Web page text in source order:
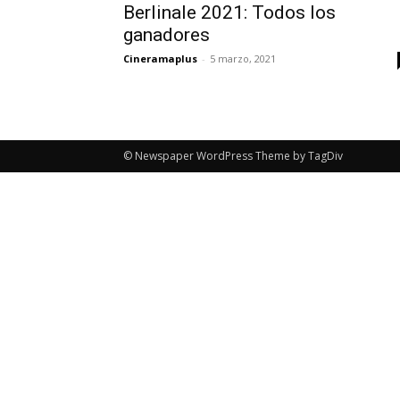
Berlinale 2021: Todos los
ganadores
Cineramaplus - 5 marzo, 2021
© Newspaper WordPress Theme by TagDiv